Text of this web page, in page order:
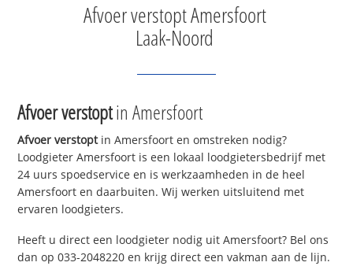
Afvoer verstopt Amersfoort
Laak-Noord
Afvoer verstoptin Amersfoort
Afvoer verstoptin Amersfoort en omstreken nodig?
Loodgieter Amersfoort is een lokaal loodgietersbedrijf met
24 uurs spoedservice en is werkzaamheden in de heel
Amersfoort en daarbuiten. Wij werken uitsluitend met
ervaren loodgieters.
Heeft u direct een loodgieter nodig uit Amersfoort? Bel ons
dan op 033-2048220 en krijg direct een vakman aan de lijn.